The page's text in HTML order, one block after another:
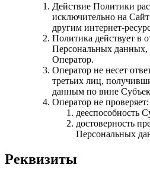
Действие Политики
исключительно на
другим интернет-
Политика действует в
Персональных данных,
Оператор.
Оператор не несет
третьих лиц,
данным по вине
Оператор не проверяет:
дееспособность
достоверность
Персональных
Реквизиты